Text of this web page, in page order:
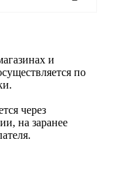
и
по
через
на заранее